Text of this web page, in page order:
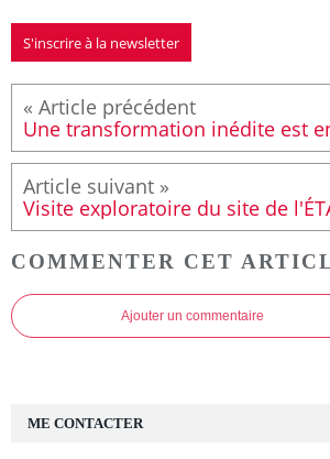
S'inscrire à la newsletter
COMMENTER CET
Ajouter un commentaire
ME CONTACTER